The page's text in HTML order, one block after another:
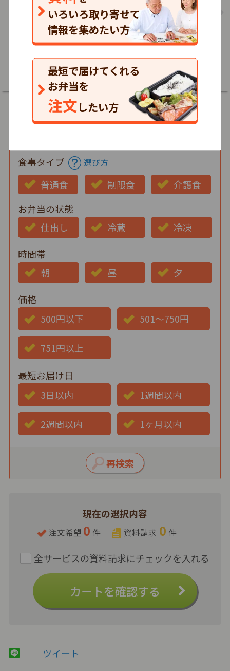
いろいろ取り寄せて
情報を集めたい方
最短で届けてくれる
お弁当を
注文したい方
食楽膳のお弁当の一覧を見る
詳細
現在の選択内容
注文希望 0 件 資料請求 0 件
カートを確認する
食事タイプ 選び方
普通食 制限食
介護食
お弁当の状態
仕出し
冷蔵
冷凍
時間帯
朝
昼
夕
価格
500円以下
501～750円
751円以上
最短お届け日
3日以内
1週間以内
2週間以内 1ヶ月以内
ツイート